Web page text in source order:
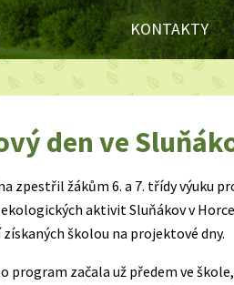
KONTAKTY
den ve
zpestřil žákům 6. a 7. třídy výuku
aktivit Sluňákov v
školou na projektové dny.
program začala už předem ve